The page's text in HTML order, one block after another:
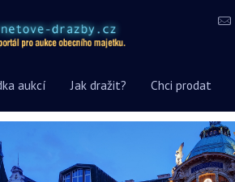
aukcí Jak dražit? Chci prodat